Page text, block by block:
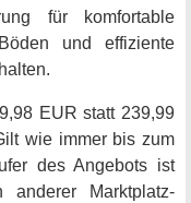
für komfortable
und effiziente
EUR statt 239,99
wie immer bis zum
des Angebots ist
Marktplatz-